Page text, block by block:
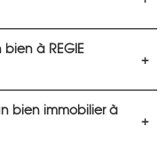
à REGIE
bien immobilier à